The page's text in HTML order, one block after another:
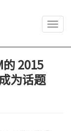
2015
为话题